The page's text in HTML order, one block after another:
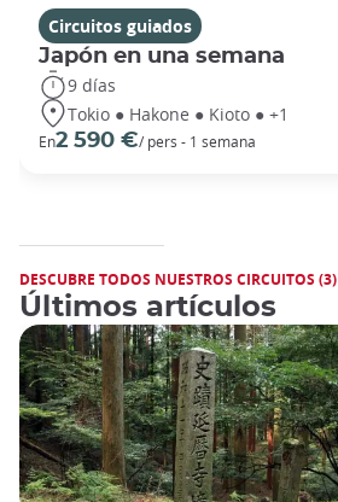
Circuitos guiados
Japón en una semana
9 días
Tokio ● Hakone ● Kioto ● +1
En2 590 €/ pers - 1 semana
DESCUBRE TODOS NUESTROS CIRCUITOS (3)
Últimos artículos